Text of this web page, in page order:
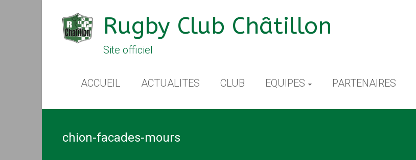
Rugby Club Châtillon
Site officiel
ACCUEIL ACTUALITES CLUB EQUIPES PARTENAIRES
chion-facades-mours